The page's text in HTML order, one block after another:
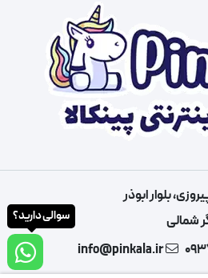
بلوار ابوذر
شمالی
info@pinkala.ir
سوالی دارید؟